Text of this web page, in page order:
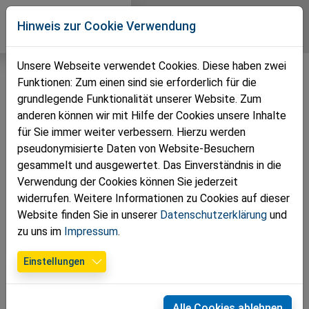
Direkt zur Hauptnavigation springen
Direkt zum Inhalt springen
Zur Unternavigation springen
VP - Piestingtal-Gemeinden setzen
auf Zusammenarbeit über
Hinweis zur Cookie Verwendung
Unsere Webseite verwendet Cookies. Diese haben zwei
Funktionen: Zum einen sind sie erforderlich für die
grundlegende Funktionalität unserer Website. Zum
anderen können wir mit Hilfe der Cookies unsere Inhalte
für Sie immer weiter verbessern. Hierzu werden
pseudonymisierte Daten von Website-Besuchern
gesammelt und ausgewertet. Das Einverständnis in die
Verwendung der Cookies können Sie jederzeit
widerrufen. Weitere Informationen zu Cookies auf dieser
Website finden Sie in unserer Datenschutzerklärung und
zu uns im Impressum.
Einstellungen